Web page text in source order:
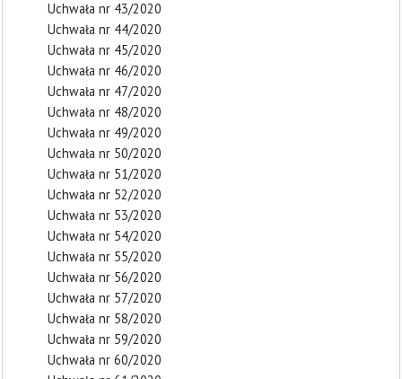
Uchwała nr 43/2020
Uchwała nr 44/2020
Uchwała nr 45/2020
Uchwała nr 46/2020
Uchwała nr 47/2020
Uchwała nr 48/2020
Uchwała nr 49/2020
Uchwała nr 50/2020
Uchwała nr 51/2020
Uchwała nr 52/2020
Uchwała nr 53/2020
Uchwała nr 54/2020
Uchwała nr 55/2020
Uchwała nr 56/2020
Uchwała nr 57/2020
Uchwała nr 58/2020
Uchwała nr 59/2020
Uchwała nr 60/2020